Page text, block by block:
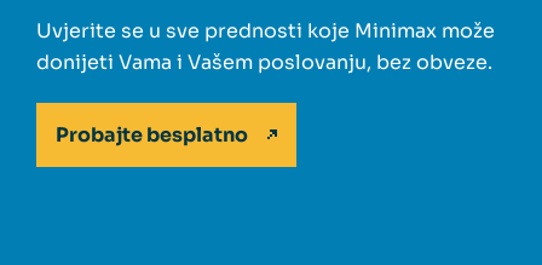
Podrška
Znanje
Uvjerite se u sve prednosti koje Minimax može
donijeti Vama i Vašem poslovanju, bez obveze.
Probajte besplatno